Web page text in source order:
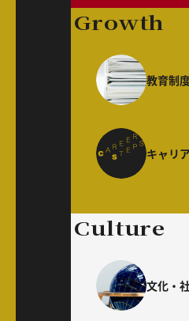
Growth
教育制
キャリ
Culture
文化・